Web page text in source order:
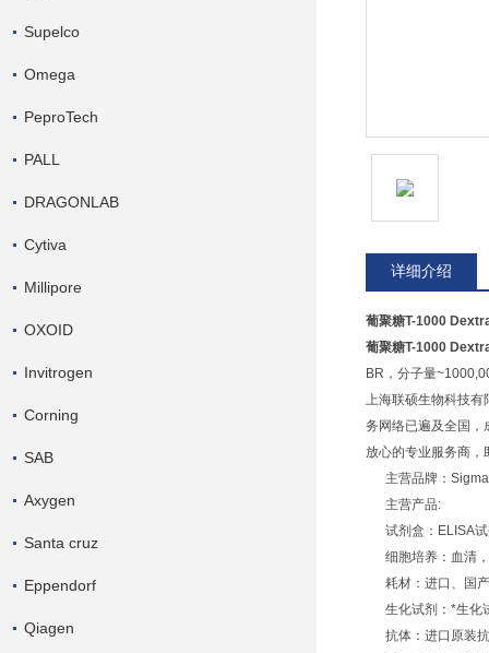
Supelco
Omega
PeproTech
PALL
DRAGONLAB
Cytiva
Millipore
OXOID
Invitrogen
Corning
SAB
Axygen
Santa cruz
Eppendorf
Qiagen
详细介绍
葡聚糖T-1000
葡聚糖T-1000
BR，分子量
上海联硕生物科技有
务网络已遍及全国，
放心的专业服务商，
主营品牌：Sigma
主营产品:
试剂盒：ELISA试
细胞培养：血清
耗材：进口、国
生化试剂：*生化
抗体：进口原装抗